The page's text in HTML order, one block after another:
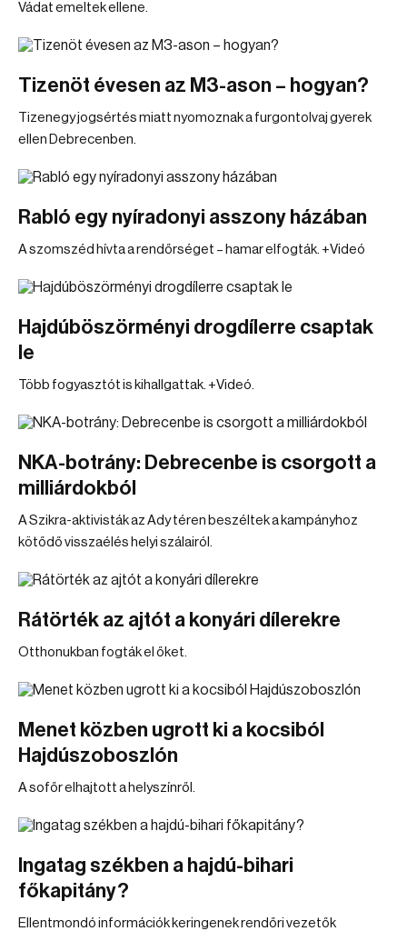
Vádat emeltek ellene.
Tizenöt évesen az M3-ason – hogyan?
Tizenegy jogsértés miatt nyomoznak a furgontolvaj gyerek
ellen Debrecenben.
Rabló egy nyíradonyi asszony házában
A szomszéd hívta a rendőrséget – hamar elfogták. +Videó
Hajdúböszörményi drogdílerre csaptak
le
Több fogyasztót is kihallgattak. +Videó.
NKA-botrány: Debrecenbe is csorgott a
milliárdokból
A Szikra-aktivisták az Ady téren beszéltek a kampányhoz
kötődő visszaélés helyi szálairól.
Rátörték az ajtót a konyári dílerekre
Otthonukban fogták el őket.
Menet közben ugrott ki a kocsiból
Hajdúszoboszlón
A sofőr elhajtott a helyszínről.
Ingatag székben a hajdú-bihari
főkapitány?
Ellentmondó információk keringenek rendőri vezetők